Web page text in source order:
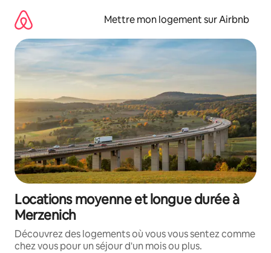
directement
contenu
Mettre mon logement sur Airbnb
Locations moyenne et longue durée à
Merzenich
Découvrez des logements où vous vous sentez comme
chez vous pour un séjour d'un mois ou plus.